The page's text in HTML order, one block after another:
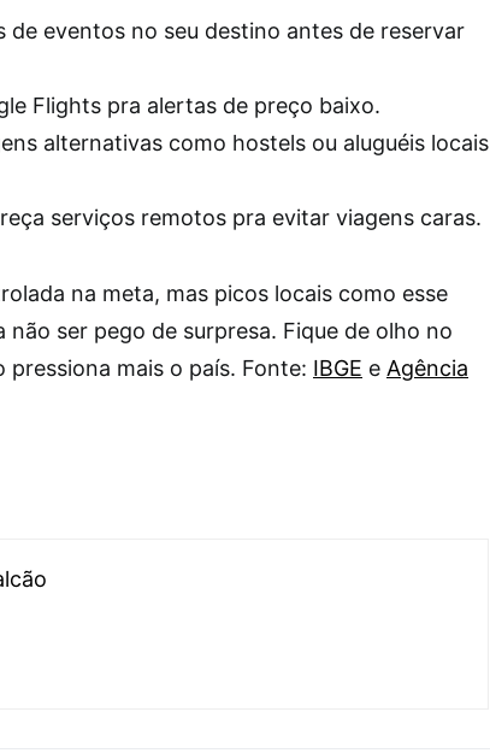
de eventos no seu destino antes de reservar
Flights pra alertas de preço baixo.
alternativas como hostels ou aluguéis locais
serviços remotos pra evitar viagens caras.
na meta, mas picos locais como esse
não ser pego de surpresa. Fique de olho no
pressiona mais o país. Fonte: IBGE e Agência